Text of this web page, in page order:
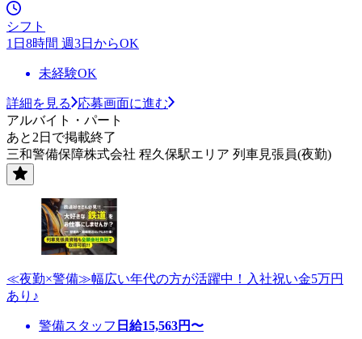
シフト
1日8時間 週3日からOK
未経験OK
詳細を見る
応募画面に進む
アルバイト・パート
あと2日で掲載終了
三和警備保障株式会社 程久保駅エリア 列車見張員(夜勤)
≪夜勤×警備≫幅広い年代の方が活躍中！入社祝い金5万円
あり♪
警備スタッフ 日給15,563円〜